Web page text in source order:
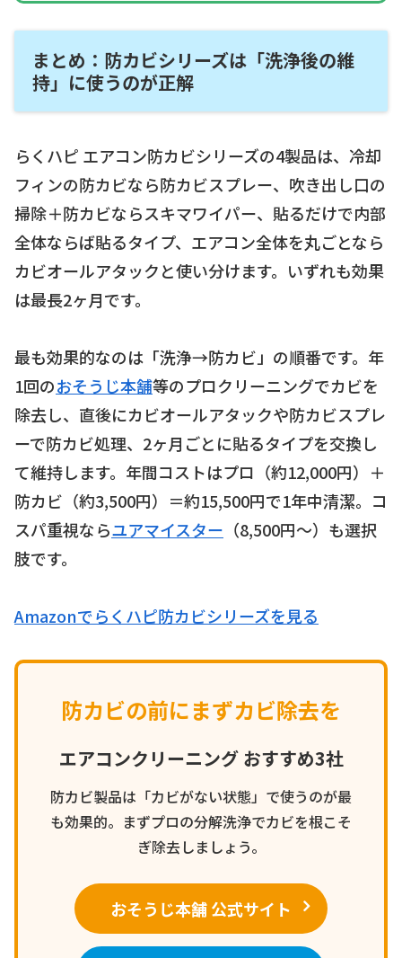
まとめ：防カビシリーズは「洗浄後の維
持」に使うのが正解
らくハピ エアコン防カビシリーズの4製品は、冷却
フィンの防カビなら防カビスプレー、吹き出し口の
掃除＋防カビならスキマワイパー、貼るだけで内部
全体ならば貼るタイプ、エアコン全体を丸ごとなら
カビオールアタックと使い分けます。いずれも効果
は最長2ヶ月です。
最も効果的なのは「洗浄→防カビ」の順番です。年
1回のおそうじ本舗等のプロクリーニングでカビを
除去し、直後にカビオールアタックや防カビスプレ
ーで防カビ処理、2ヶ月ごとに貼るタイプを交換し
て維持します。年間コストはプロ（約12,000円）＋
防カビ（約3,500円）＝約15,500円で1年中清潔。コ
スパ重視ならユアマイスター （8,500円〜）も選択
肢です。
Amazonでらくハピ防カビシリーズを見る
防カビの前にまずカビ除去を
エアコンクリーニング おすすめ3社
防カビ製品は「カビがない状態」で使うのが最
も効果的。まずプロの分解洗浄でカビを根こそ
ぎ除去しましょう。
おそうじ本舗 公式サイト